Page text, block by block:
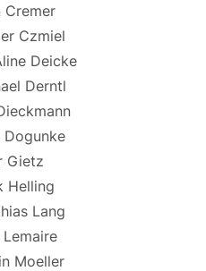
Cremer
Czmiel
Deicke
Derntl
Dogunke
Gietz
Helling
Lang
Moeller